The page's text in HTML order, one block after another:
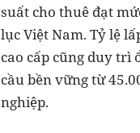
suất cho thuê đạt
lục Việt Nam. Tỷ lệ
cao cấp cũng duy trì
cầu bền vững từ
nghiệp.